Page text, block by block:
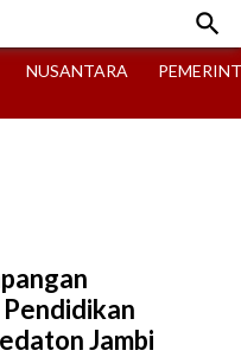

NUSANTARA
Jambi